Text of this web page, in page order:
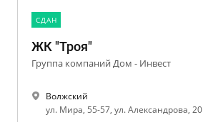
CДАН
ЖК "Троя"
Группа компаний Дом - Инвест
Волжский
ул. Мира, 55-57, ул. Александрова, 20